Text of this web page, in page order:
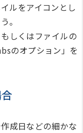
ルをアイコンとし
。
しくはファイルの
のオプション」を
成日などの細かな